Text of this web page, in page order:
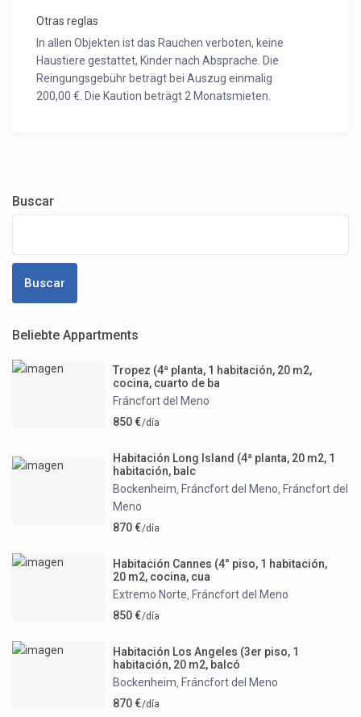
Otras reglas
In allen Objekten ist das Rauchen verboten, keine
Haustiere gestattet, Kinder nach Absprache. Die
Reingungsgebühr beträgt bei Auszug einmalig
200,00 €. Die Kaution beträgt 2 Monatsmieten.
Buscar
Buscar
Beliebte Appartments
Tropez (4ª planta, 1 habitación, 20 m2,
cocina, cuarto de ba
Fráncfort del Meno
850 €/día
Habitación Long Island (4ª planta, 20 m2, 1
habitación, balc
Bockenheim, Fráncfort del Meno, Fráncfort del
Meno
870 €/día
Habitación Cannes (4° piso, 1 habitación,
20 m2, cocina, cua
Extremo Norte, Fráncfort del Meno
850 €/día
Habitación Los Angeles (3er piso, 1
habitación, 20 m2, balcó
Bockenheim, Fráncfort del Meno
870 €/día